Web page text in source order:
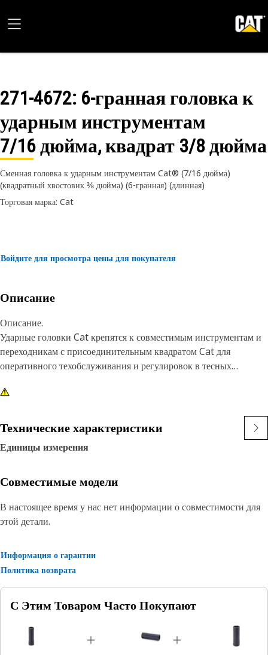
271-4672: 6-гранная головка к
ударным инструментам
7/16 дюйма, квадрат 3/8 дюйма
Сменная головка к ударным инструментам Cat® (7/16 дюйма)
(квадратный хвостовик 3⁄8 дюйма) (6-гранная) (длинная)
Торговая марка: Cat
Войдите для просмотра цены для покупателя
Описание
Описание.
Ударные головки Cat крепятся к совместимым инструментам и
переходникам с присоединительным квадратом Cat для
оперативного техобслуживания и регулировок в тесных
• 6-гранная ударная головка 7/16 дюйма.
• Увеличенная длина.
• Присоединительный квадрат 3/8 дюйма.
Технические характеристики
Единицы измерения
Совместимые модели
В настоящее время у нас нет информации о совместимости для
этой детали.
Информация о гарантии
Политика возврата
С Этим Товаром Часто Покупают